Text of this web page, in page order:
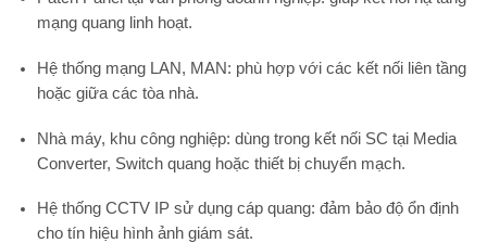
mạng quang linh hoạt.
Hệ thống mạng LAN, MAN: phù hợp với các kết nối liên tầng
hoặc giữa các tòa nhà.
Nhà máy, khu công nghiệp: dùng trong kết nối SC tại Media
Converter, Switch quang hoặc thiết bị chuyển mạch.
Hệ thống CCTV IP sử dụng cáp quang: đảm bảo độ ổn định
cho tín hiệu hình ảnh giám sát.